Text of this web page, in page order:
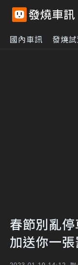
國內車訊 發燒
春節別亂
加送你一張